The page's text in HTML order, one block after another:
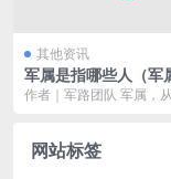
其他资讯
军属是指哪些人（军
谁）
作者｜军路团队 军属，
网站标签